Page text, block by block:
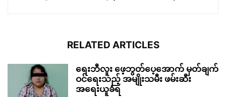
RELATED ARTICLES
ရေးဘီလူး ဖေ့ဘွတ်ပေ့အောက် မှတ်ချက်
ဝင်ရေးသည့် အမျိုးသမီး ဖမ်းဆီး
အရေးယူခံရ